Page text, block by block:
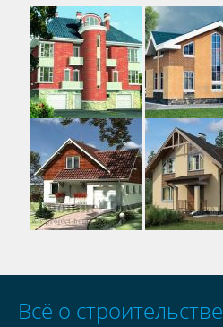
Всё о строительстве